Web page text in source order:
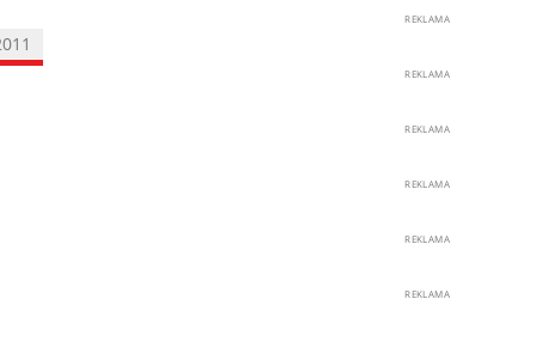
REKLAMA
REKLAMA
REKLAMA
REKLAMA
REKLAMA
REKLAMA